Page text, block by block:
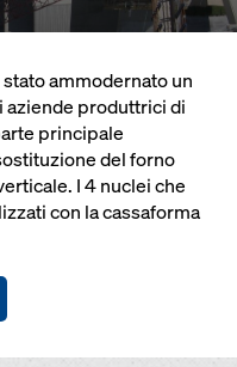
ammodernato un
aziende produttrici di
principale
del forno
I 4 nuclei che
con la cassaforma